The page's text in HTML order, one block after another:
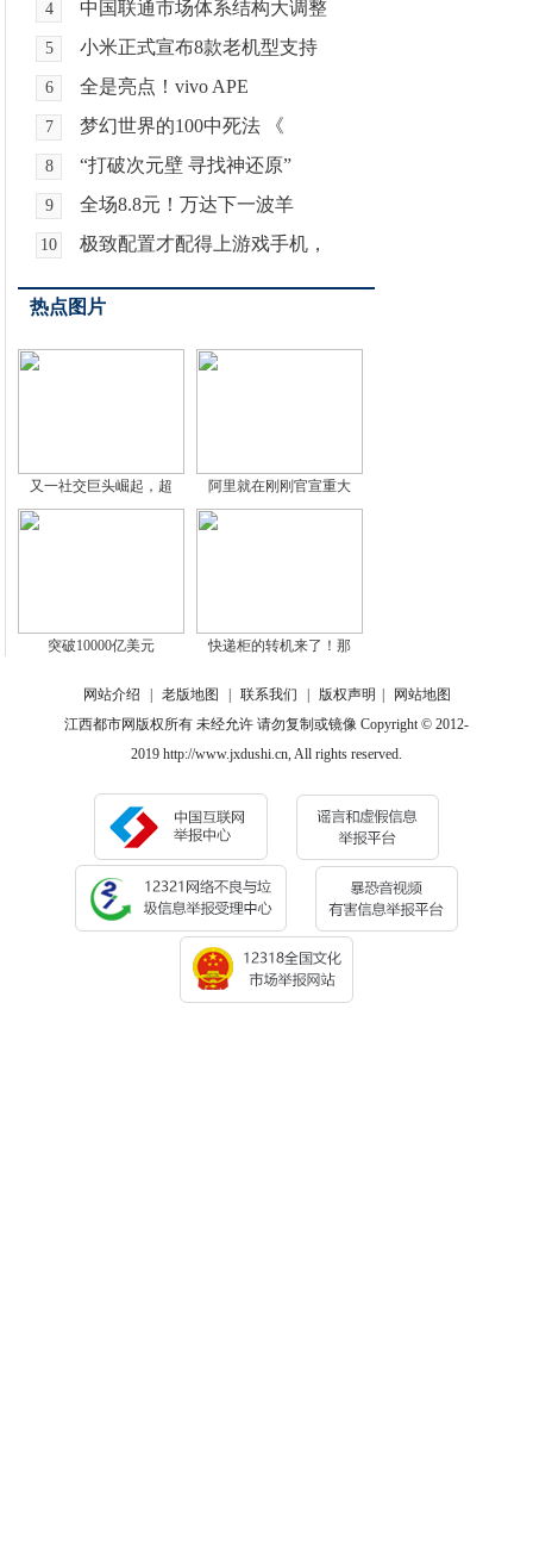
4 中国联通市场体系结构大调整
5 小米正式宣布8款老机型支持
6 全是亮点！vivo APE
7 梦幻世界的100中死法 《
8 “打破次元壁 寻找神还原”
9 全场8.8元！万达下一波羊
10 极致配置才配得上游戏手机，
热点图片
又一社交巨头崛起，超 阿里就在刚刚官宣重大
突破10000亿美元 快递柜的转机来了！那
网站介绍 老版地图 联系我们 版权声明
网站地图
江西都市网版权所有 未经允许 请勿复制或镜像 Copyright © 2012-
2019 http://www.jxdushi.cn, All rights reserved.